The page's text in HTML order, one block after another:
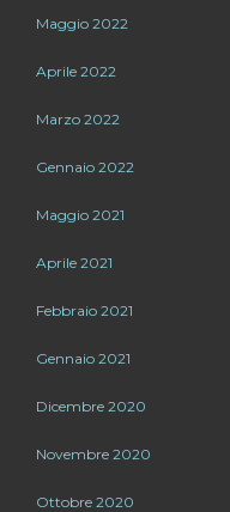
Maggio 2022
Aprile 2022
Marzo 2022
Gennaio 2022
Maggio 2021
Aprile 2021
Febbraio 2021
Gennaio 2021
Dicembre 2020
Novembre 2020
Ottobre 2020